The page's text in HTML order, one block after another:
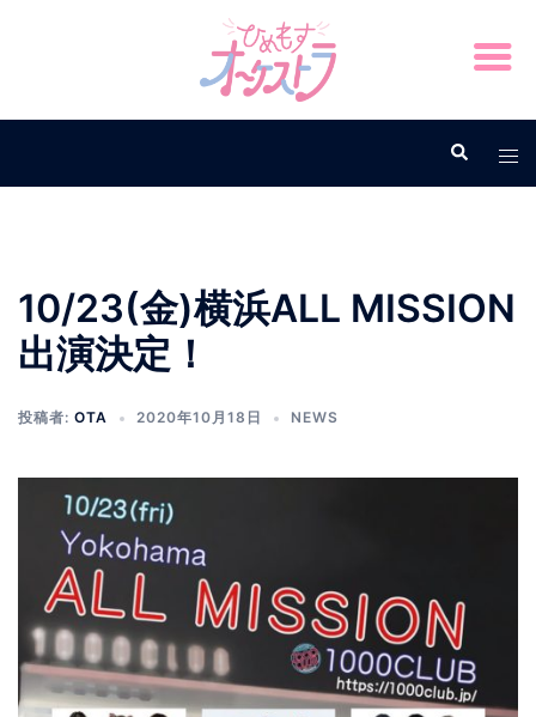
10/23(金)横浜ALL MISSION
出演決定！
投稿者: OTA 2020年10月18日 NEWS